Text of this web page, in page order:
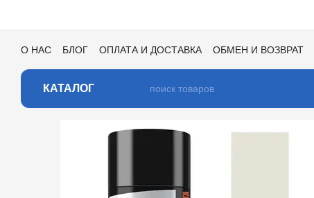
О НАС БЛОГ ОПЛАТА И ДОСТАВКА ОБМЕН И ВОЗВРАТ
КАТАЛОГ